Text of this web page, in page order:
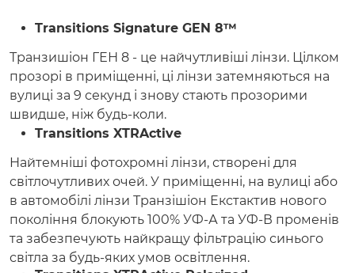
Transitions Signature GEN 8™
Транзишіон ГЕН 8 - це найчутливіші лінзи. Цілком
прозорі в приміщенні, ці лінзи затемняються на
вулиці за 9 секунд і знову стають прозорими
швидше, ніж будь-коли.
Transitions XTRActive
Найтемніші фотохромні лінзи, створені для
світлочутливих очей. У приміщенні, на вулиці або
в автомобілі лінзи Транзішіон Екстактив нового
покоління блокують 100% УФ-А та УФ-В променів
та забезпечують найкращу фільтрацію синього
світла за будь-яких умов освітлення.